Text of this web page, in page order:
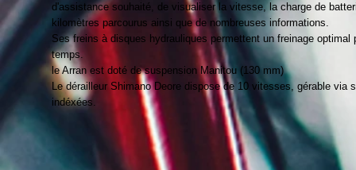
d'assistance souhaité, de visualiser la vitesse, la charge de
kilomètres parcourus ainsi que de nombreuses informations.
Ses freins à disques hydrauliques permettent un freinage optimal
temps.
le Arran est doté de suspension Manitou (130 mm)
Le dérailleur Shimano Deore dispose de 10 vitesses, gérable via
indéxées.